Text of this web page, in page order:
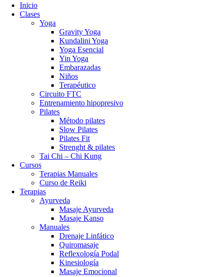
Inicio
Clases
Yoga
Gravity Yoga
Kundalini Yoga
Yoga Esencial
Yin Yoga
Embarazadas
Niños
Terapéutico
Circuito FTC
Entrenamiento hipopresivo
Pilates
Método pilates
Slow Pilates
Pilates Fit
Strenght & pilates
Tai Chi – Chi Kung
Cursos
Terapias Manuales
Curso de Reiki
Terapias
Ayurveda
Masaje Ayurveda
Masaje Kanso
Manuales
Drenaje Linfático
Quiromasaje
Reflexología Podal
Kinesiología
Masaje Emocional